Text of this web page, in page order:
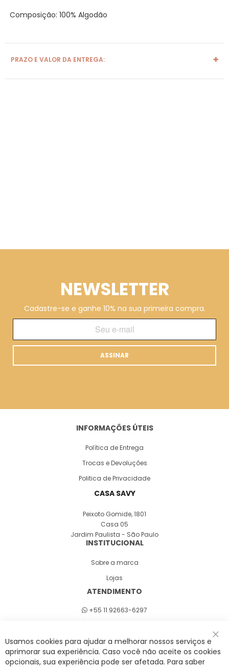
Composição: 100% Algodão
PRAZO E VALOR DA ENTREGA:
NEWSLETTER
Cadastre-se e ganhe 10% na sua primeira compra.
ASSINAR
INFORMAÇÕES ÚTEIS
Política de Entrega
Trocas e Devoluções
Politica de Privacidade
CASA SAVY
Peixoto Gomide, 1801
Casa 05
Jardim Paulista - São Paulo
INSTITUCIONAL
Sobre a marca
Lojas
ATENDIMENTO
+55 11 92663-6297
A Savy é uma lifestyle brand. Uma marca que promove fluidez para viver
Usamos cookies para ajudar a melhorar nossos serviços e
aprimorar sua experiência. Caso você não aceite os cookies
opcionais, sua experiência pode ser afetada. Para saber